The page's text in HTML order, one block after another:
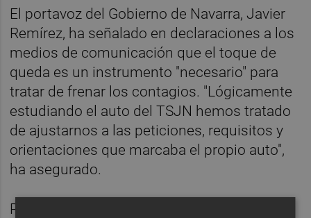
El portavoz del Gobierno de Navarra, Javier
Remírez, ha señalado en declaraciones a los
medios de comunicación que el toque de
queda es un instrumento "necesario" para
tratar de frenar los contagios. "Lógicamente
estudiando el auto del TSJN hemos tratado
de ajustarnos a las peticiones, requisitos y
orientaciones que marcaba el propio auto",
ha asegurado.
Remírez ha considerado que con la nueva